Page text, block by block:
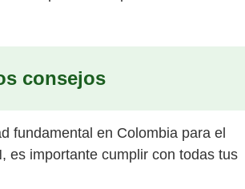
consejos
fundamental en Colombia para el
es importante cumplir con todas tus